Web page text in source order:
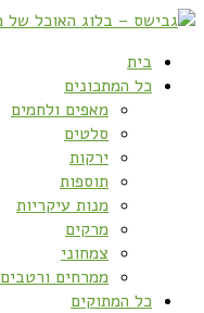
בית
כל המתכונים
מאפים ולחמים
סלטים
ירקות
תוספות
מנות עיקריות
מרקים
צמחוני
ממרחים ורטבים
כל המתוקים